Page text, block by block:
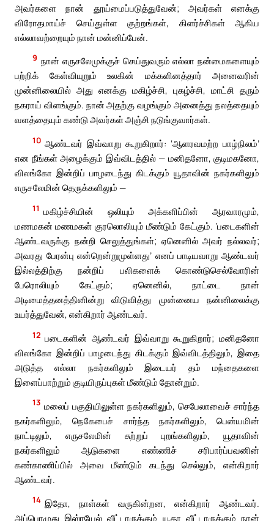
அவர்களை நான் தூய்மைப்படுத்துவேன்; அவர்கள் எனக்கு
விரோதமாய்ச் செய்துள்ள குற்றங்கள், கிளர்ச்சிகள் ஆகிய
எல்லாவற்றையும் நான் மன்னிப்பேன்.
9 நான் எருசலேமுக்குச் செய்துவரும் எல்லா நன்மைகளையும்
பற்றிக் கேள்வியுறும் உலகின் மக்களினத்தார் அனைவரின்
முன்னிலையில் அது எனக்கு மகிழ்ச்சி, புகழ்ச்சி, மாட்சி தரும்
நகராய் விளங்கும். நான் அதற்கு வழங்கும் அனைத்து நலத்தையும்
வளத்தையும் கண்டு அவர்கள் அஞ்சி நடுங்குவார்கள்.
10 ஆண்டவர் இவ்வாறு கூறுகிறார்: ‘ஆளரவமற்ற பாழ்நிலம்’
என நீங்கள் அழைக்கும் இவ்விடத்தில் — மனிதனோ, குடிமகனோ,
விலங்கோ இன்றிப் பாழடைந்து கிடக்கும் யூதாவின் நகர்களிலும்
எருசலேமின் தெருக்களிலும் —
11 மகிழ்ச்சியின் ஒலியும் அக்களிப்பின் ஆரவாரமும்,
மணமகன் மணமகள் குரலொலியும் மீண்டும் கேட்கும். ‘படைகளின்
ஆண்டவருக்கு நன்றி செலுத்துங்கள்; ஏனெனில் அவர் நல்லவர்;
அவரது பேரன்பு என்றென்றுமுள்ளது’ எனப் பாடியவாறு ஆண்டவர்
இல்லத்திற்கு நன்றிப் பலிகளைக் கொண்டுசெல்வோரின்
பேரொலியும் கேட்கும்; ஏனெனில், நாட்டை நான்
அடிமைத்தனத்தினின்று விடுவித்து முன்னைய நன்னிலைக்கு
உயர்த்துவேன், என்கிறார் ஆண்டவர்.
12 படைகளின் ஆண்டவர் இவ்வாறு கூறுகிறார்; மனிதனோ
விலங்கோ இன்றிப் பாழடைந்து கிடக்கும் இவ்விடத்திலும், இதை
அடுத்த எல்லா நகர்களிலும் இடையர் தம் மந்தைகளை
இளைப்பாற்றும் குடியிருப்புகள் மீண்டும் தோன்றும்.
13 மலைப் பகுதியிலுள்ள நகர்களிலும், செபேலாவைச் சார்ந்த
நகர்களிலும், நெகேபைச் சார்ந்த நகர்களிலும், பென்யமின்
நாட்டிலும், எருசலேமின் சுற்றுப் புறங்களிலும், யூதாவின்
நகர்களிலும் ஆடுகளை எண்ணிச் சரிபார்ப்பவனின்
கண்காணிப்பில் அவை மீண்டும் கடந்து செல்லும், என்கிறார்
ஆண்டவர்.
14 இதோ, நாள்கள் வருகின்றன, என்கிறார் ஆண்டவர்.
அப்பொழுது இஸ்ரயேல் வீட்டாருக்கும் யூதா வீட்டாருக்கும் நான்